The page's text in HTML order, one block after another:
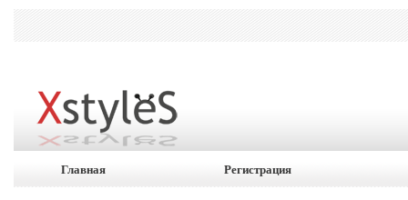
Главная Регистрация